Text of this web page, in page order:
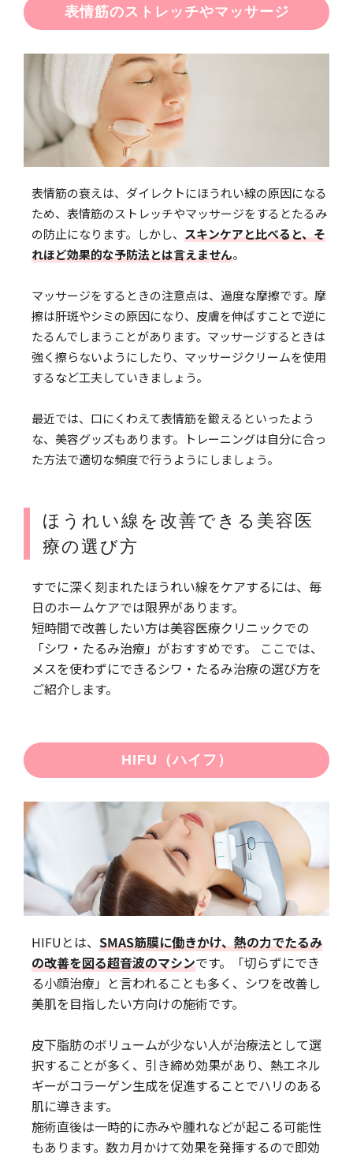
表情筋のストレッチやマッサージ
表情筋の衰えは、ダイレクトにほうれい線の原因になる
ため、表情筋のストレッチやマッサージをするとたるみ
の防止になります。しかし、 スキンケアと比べると、そ
れほど効果的な予防法とは言えません。
マッサージをするときの注意点は、過度な摩擦です。摩
擦は肝斑やシミの原因になり、皮膚を伸ばすことで逆に
たるんでしまうことがあります。マッサージするときは
強く擦らないようにしたり、マッサージクリームを使用
するなど工夫していきましょう。
最近では、口にくわえて表情筋を鍛えるといったよう
な、美容グッズもあります。トレーニングは自分に合っ
た方法で適切な頻度で行うようにしましょう。
ほうれい線を改善できる美容医
療の選び方
すでに深く刻まれたほうれい線をケアするには、毎
日のホームケアでは限界があります。
短時間で改善したい方は美容医療クリニックでの
「シワ・たるみ治療」がおすすめです。 ここでは、
メスを使わずにできるシワ・たるみ治療の選び方を
ご紹介します。
HIFU（ハイフ）
HIFUとは、 SMAS筋膜に働きかけ、熱の力でたるみ
の改善を図る超音波のマシンです。「切らずにでき
る小顔治療」と言われることも多く、シワを改善し
美肌を目指したい方向けの施術です。
皮下脂肪のボリュームが少ない人が治療法として選
択することが多く、引き締め効果があり、熱エネル
ギーがコラーゲン生成を促進することでハリのある
肌に導きます。
施術直後は一時的に赤みや腫れなどが起こる可能性
もあります。数カ月かけて効果を発揮するので即効